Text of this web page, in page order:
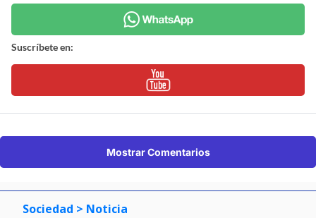
Suscríbete en:
Mostrar Comentarios
Sociedad > Noticia